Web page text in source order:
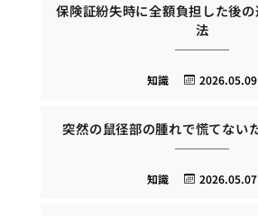
保険証紛失時に全額負担した後
法
2026.05.09
知識
突然の鼠径部の腫れで慌てない
2026.05.07
知識